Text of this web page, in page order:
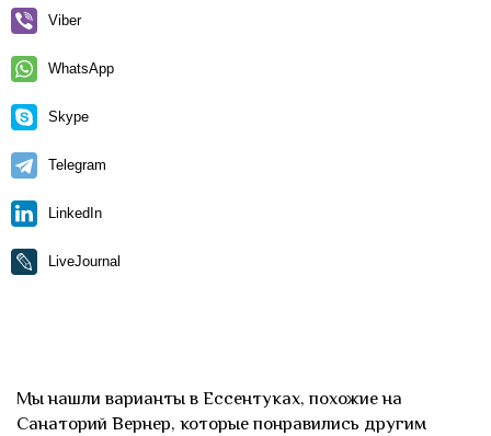
Viber
WhatsApp
Skype
Telegram
LinkedIn
LiveJournal
Мы нашли варианты в Ессентуках, похожие на
Санаторий Вернер, которые понравились другим